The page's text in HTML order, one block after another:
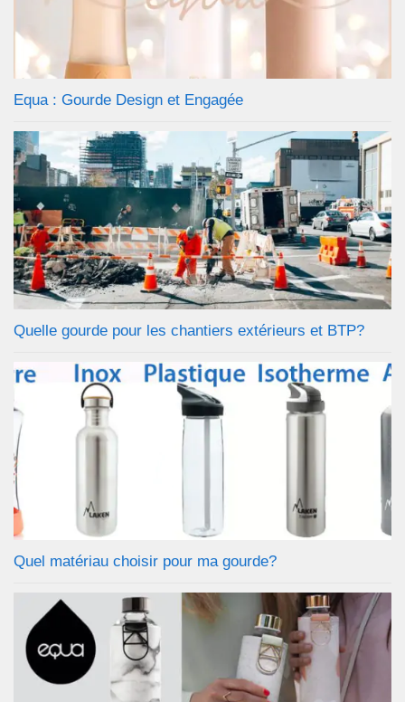
Equa : Gourde Design et Engagée
Quelle gourde pour les chantiers extérieurs et BTP?
Quel matériau choisir pour ma gourde?